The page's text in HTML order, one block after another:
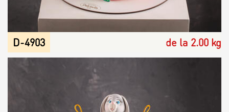
D-4903 de la 2.00 kg